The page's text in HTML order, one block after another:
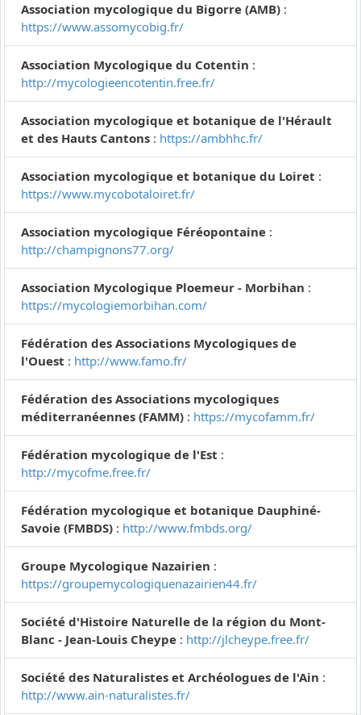
Association mycologique du Bigorre (AMB) :
https://www.assomycobig.fr/
Association Mycologique du Cotentin :
http://mycologieencotentin.free.fr/
Association mycologique et botanique de l'Hérault
et des Hauts Cantons : https://ambhhc.fr/
Association mycologique et botanique du Loiret :
https://www.mycobotaloiret.fr/
Association mycologique Féréopontaine :
http://champignons77.org/
Association Mycologique Ploemeur - Morbihan :
https://mycologiemorbihan.com/
Fédération des Associations Mycologiques de
l'Ouest : http://www.famo.fr/
Fédération des Associations mycologiques
méditerranéennes (FAMM) : https://mycofamm.fr/
Fédération mycologique de l'Est :
http://mycofme.free.fr/
Fédération mycologique et botanique Dauphiné-
Savoie (FMBDS) : http://www.fmbds.org/
Groupe Mycologique Nazairien :
https://groupemycologiquenazairien44.fr/
Société d'Histoire Naturelle de la région du Mont-
Blanc - Jean-Louis Cheype : http://jlcheype.free.fr/
Société des Naturalistes et Archéologues de l'Ain :
http://www.ain-naturalistes.fr/